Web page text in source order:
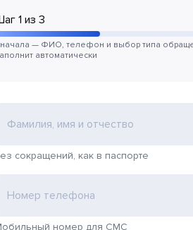
1 из 3
— ФИО, телефон и выбор типа
автоматически
Фамилия, имя и отчество
сокращений, как в паспорте
Номер телефона
номер для СМС